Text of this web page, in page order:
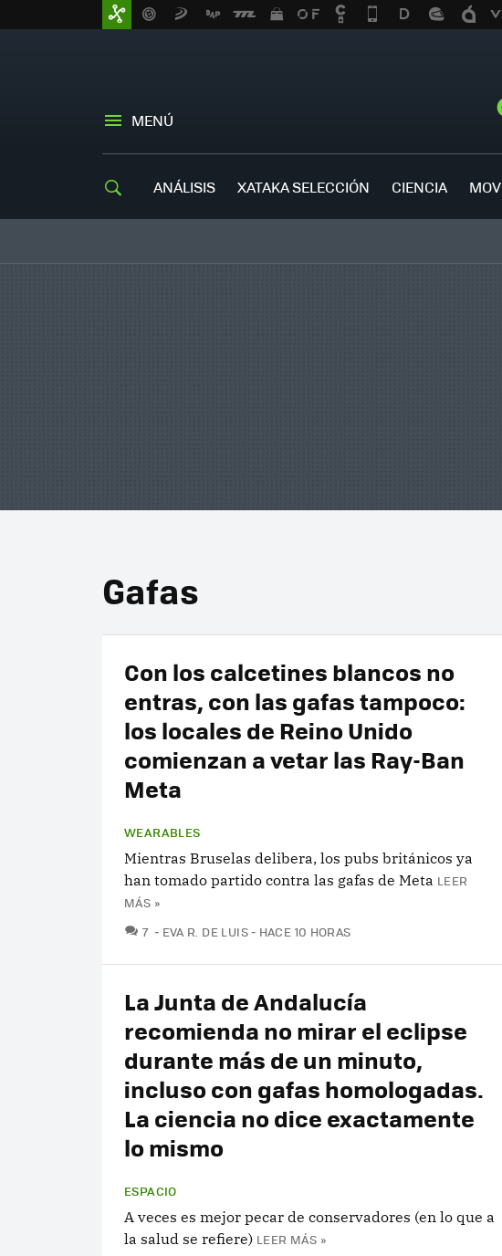
MENÚ
ANÁLISIS XATAKA SELECCIÓN CIENCIA
Gafas
Con los calcetines blancos no
entras, con las gafas tampoco:
los locales de Reino Unido
comienzan a vetar las Ray-Ban
Meta
WEARABLES
Mientras Bruselas delibera, los pubs británicos ya
han tomado partido contra las gafas de Meta LEER
MÁS »
7 COMENTARIOS
EVA R. DE LUIS HACE 10 HORAS
La Junta de Andalucía
recomienda no mirar el eclipse
durante más de un minuto,
incluso con gafas homologadas.
La ciencia no dice exactamente
lo mismo
ESPACIO
A veces es mejor pecar de conservadores (en lo que a
la salud se refiere) LEER MÁS »